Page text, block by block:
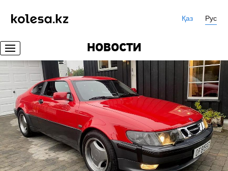
Қаз Рус
НОВОСТИ